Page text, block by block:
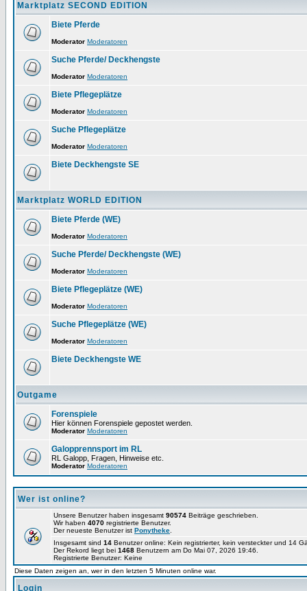
Marktplatz SECOND EDITION
Biete Pferde
Moderator Moderatoren
Suche Pferde/ Deckhengste
Moderator Moderatoren
Biete Pflegeplätze
Moderator Moderatoren
Suche Pflegeplätze
Moderator Moderatoren
Biete Deckhengste SE
Marktplatz WORLD EDITION
Biete Pferde (WE)
Moderator Moderatoren
Suche Pferde/ Deckhengste (WE)
Moderator Moderatoren
Biete Pflegeplätze (WE)
Moderator Moderatoren
Suche Pflegeplätze (WE)
Moderator Moderatoren
Biete Deckhengste WE
Outgame
Forenspiele
Hier können Forenspiele gepostet werden.
Moderator Moderatoren
Galopprennsport im RL
RL Galopp, Fragen, Hinweise etc.
Moderator Moderatoren
Wer ist online?
Unsere Benutzer haben insgesamt 90574 Beiträge geschrieben.
Wir haben 4070 registrierte Benutzer.
Der neueste Benutzer ist Ponytheke
Insgesamt sind 14 Benutzer online: Kein registrierter, kein versteckter und 14
Der Rekord liegt bei 1468 Benutzern am Do Mai 07, 2026 19:46.
Registrierte Benutzer: Keine
Diese Daten zeigen an, wer in den letzten 5 Minuten online war.
Login